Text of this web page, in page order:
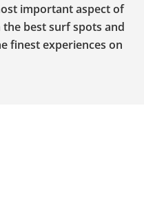
important aspect of
best surf spots and
finest experiences on